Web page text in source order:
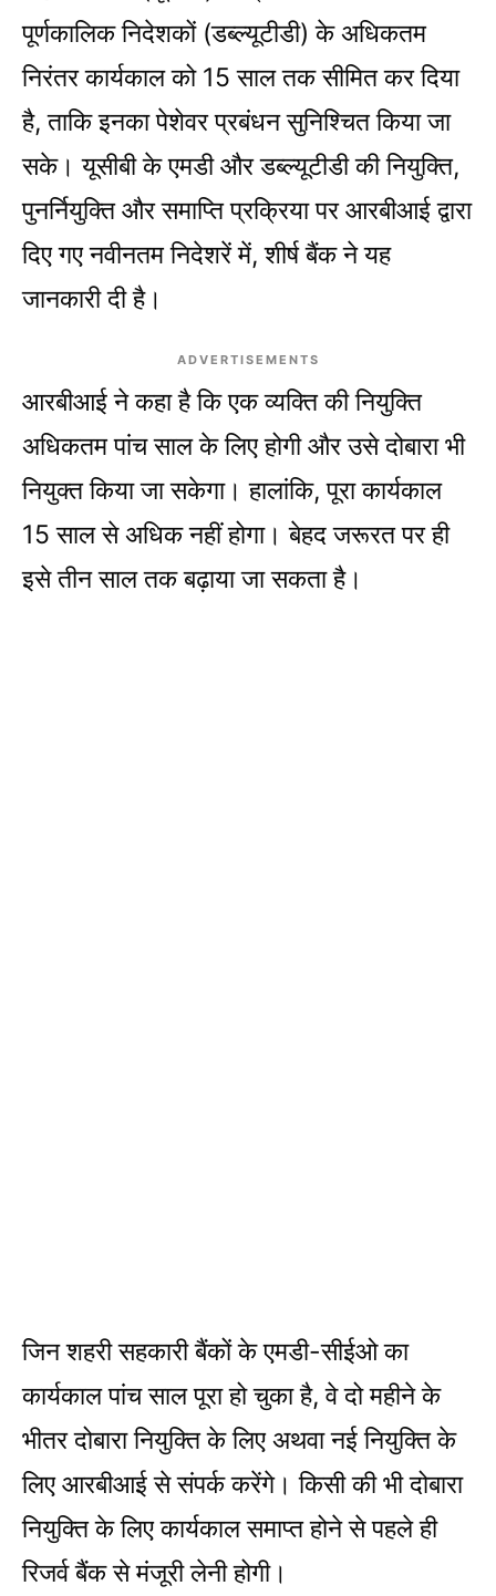
पूर्णकालिक निदेशकों (डब्ल्यूटीडी) के अधिकतम
निरंतर कार्यकाल को 15 साल तक सीमित कर दिया
है, ताकि इनका पेशेवर प्रबंधन सुनिश्चित किया जा
सके। यूसीबी के एमडी और डब्ल्यूटीडी की नियुक्ति,
पुनर्नियुक्ति और समाप्ति प्रक्रिया पर आरबीआई द्वारा
दिए गए नवीनतम निदेशरें में, शीर्ष बैंक ने यह
जानकारी दी है।
ADVERTISEMENTS
आरबीआई ने कहा है कि एक व्यक्ति की नियुक्ति
अधिकतम पांच साल के लिए होगी और उसे दोबारा भी
नियुक्त किया जा सकेगा। हालांकि, पूरा कार्यकाल
15 साल से अधिक नहीं होगा। बेहद जरूरत पर ही
इसे तीन साल तक बढ़ाया जा सकता है।
जिन शहरी सहकारी बैंकों के एमडी-सीईओ का
कार्यकाल पांच साल पूरा हो चुका है, वे दो महीने के
भीतर दोबारा नियुक्ति के लिए अथवा नई नियुक्ति के
लिए आरबीआई से संपर्क करेंगे। किसी की भी दोबारा
नियुक्ति के लिए कार्यकाल समाप्त होने से पहले ही
रिजर्व बैंक से मंजूरी लेनी होगी।